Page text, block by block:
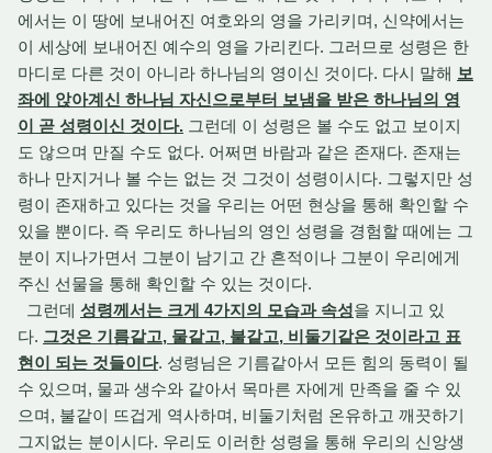
에서는 이 땅에 보내어진 여호와의 영을 가리키며, 신약에서는
이 세상에 보내어진 예수의 영을 가리킨다. 그러므로 성령은 한
마디로 다른 것이 아니라 하나님의 영이신 것이다. 다시 말해 보
좌에 앉아계신 하나님 자신으로부터 보냄을 받은 하나님의 영
이 곧 성령이신 것이다. 그런데 이 성령은 볼 수도 없고 보이지
도 않으며 만질 수도 없다. 어쩌면 바람과 같은 존재다. 존재는
하나 만지거나 볼 수는 없는 것 그것이 성령이시다. 그렇지만 성
령이 존재하고 있다는 것을 우리는 어떤 현상을 통해 확인할 수
있을 뿐이다. 즉 우리도 하나님의 영인 성령을 경험할 때에는 그
분이 지나가면서 그분이 남기고 간 흔적이나 그분이 우리에게
주신 선물을 통해 확인할 수 있는 것이다.
그런데 성령께서는 크게 4가지의 모습과 속성을 지니고 있
다. 그것은 기름같고, 물같고, 불같고, 비둘기같은 것이라고 표
현이 되는 것들이다. 성령님은 기름같아서 모든 힘의 동력이 될
수 있으며, 물과 생수와 같아서 목마른 자에게 만족을 줄 수 있
으며, 불같이 뜨겁게 역사하며, 비둘기처럼 온유하고 깨끗하기
그지없는 분이시다. 우리도 이러한 성령을 통해 우리의 신앙생